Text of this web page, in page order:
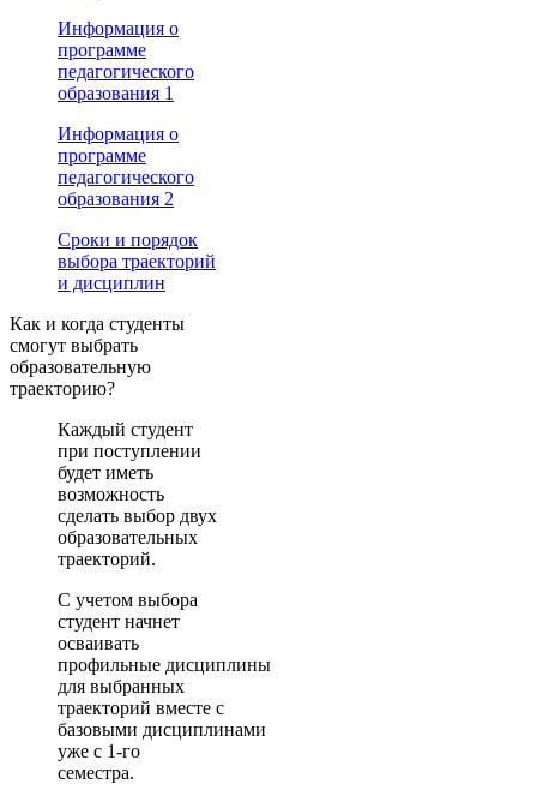
Информация о
программе
педагогического
образования 1
Информация о
программе
педагогического
образования 2
Сроки и порядок
выбора траекторий
и дисциплин
Как и когда студенты
смогут выбрать
образовательную
траекторию?
Каждый студент
при поступлении
будет иметь
возможность
сделать выбор двух
образовательных
траекторий.
С учетом выбора
студент начнет
осваивать
профильные дисциплины
для выбранных
траекторий вместе с
базовыми дисциплинами
уже с 1-го
семестра.